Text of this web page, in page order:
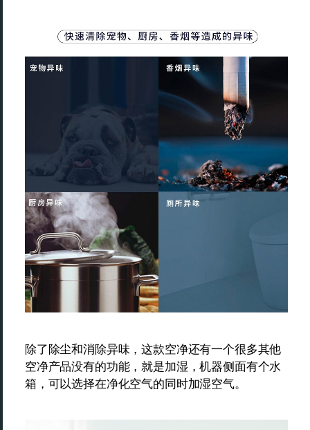
除了除尘和消除异味，这款空净还有一个很多其他
空净产品没有的功能，就是加湿，机器侧面有个水
箱，可以选择在净化空气的同时加湿空气。